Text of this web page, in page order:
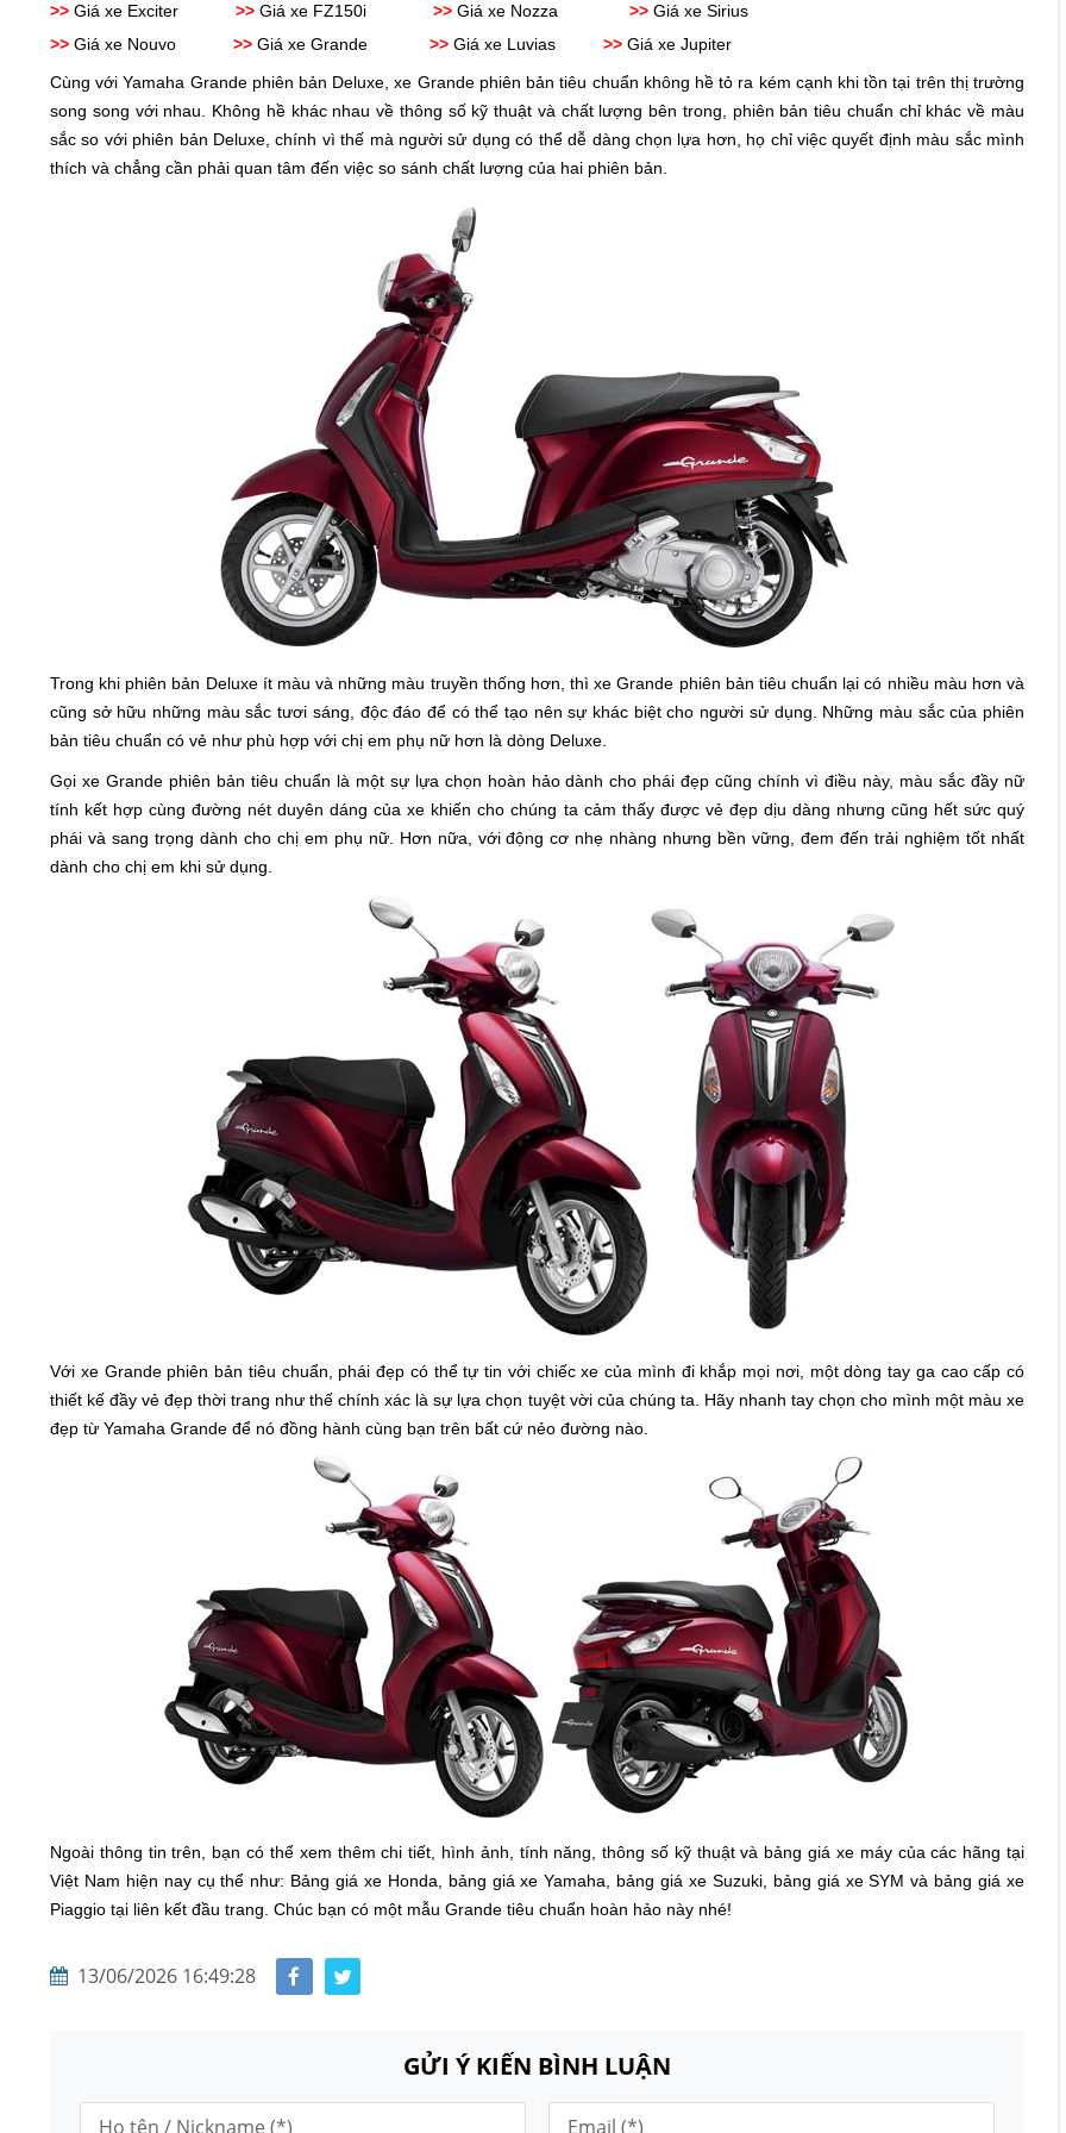
>> Giá xe Exciter >> Giá xe FZ150i >> Giá xe Nozza >> Giá xe Sirius
>> Giá xe Nouvo >> Giá xe Grande >> Giá xe Luvias >> Giá xe Jupiter
Cùng với Yamaha Grande phiên bản Deluxe, xe Grande phiên bản tiêu chuẩn không hề tỏ ra kém cạnh khi tồn tại trên thị trường
song song với nhau. Không hề khác nhau về thông số kỹ thuật và chất lượng bên trong, phiên bản tiêu chuẩn chỉ khác về màu
sắc so với phiên bản Deluxe, chính vì thế mà người sử dụng có thể dễ dàng chọn lựa hơn, họ chỉ việc quyết định màu sắc mình
thích và chẳng cần phải quan tâm đến việc so sánh chất lượng của hai phiên bản.
Trong khi phiên bản Deluxe ít màu và những màu truyền thống hơn, thì xe Grande phiên bản tiêu chuẩn lại có nhiều màu hơn và
cũng sở hữu những màu sắc tươi sáng, độc đáo để có thể tạo nên sự khác biệt cho người sử dụng. Những màu sắc của phiên
bản tiêu chuẩn có vẻ như phù hợp với chị em phụ nữ hơn là dòng Deluxe.
Gọi xe Grande phiên bản tiêu chuẩn là một sự lựa chọn hoàn hảo dành cho phái đẹp cũng chính vì điều này, màu sắc đầy nữ
tính kết hợp cùng đường nét duyên dáng của xe khiến cho chúng ta cảm thấy được vẻ đẹp dịu dàng nhưng cũng hết sức quý
phái và sang trọng dành cho chị em phụ nữ. Hơn nữa, với động cơ nhẹ nhàng nhưng bền vững, đem đến trải nghiệm tốt nhất
dành cho chị em khi sử dụng.
Với xe Grande phiên bản tiêu chuẩn, phái đẹp có thể tự tin với chiếc xe của mình đi khắp mọi nơi, một dòng tay ga cao cấp có
thiết kế đầy vẻ đẹp thời trang như thế chính xác là sự lựa chọn tuyệt vời của chúng ta. Hãy nhanh tay chọn cho mình một màu xe
đẹp từ Yamaha Grande để nó đồng hành cùng bạn trên bất cứ nẻo đường nào.
Ngoài thông tin trên, bạn có thể xem thêm chi tiết, hình ảnh, tính năng, thông số kỹ thuật và bảng giá xe máy của các hãng tại
Việt Nam hiện nay cụ thể như: Bảng giá xe Honda, bảng giá xe Yamaha, bảng giá xe Suzuki, bảng giá xe SYM và bảng giá xe
Piaggio tại liên kết đầu trang. Chúc bạn có một mẫu Grande tiêu chuẩn hoàn hảo này nhé!
13/06/2026 16:49:28
GỬI Ý KIẾN BÌNH LUẬN